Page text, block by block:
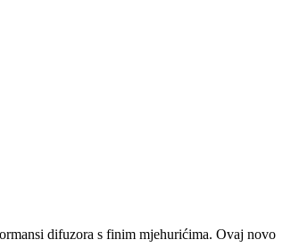
difuzora s finim mjehurićima. Ovaj novo